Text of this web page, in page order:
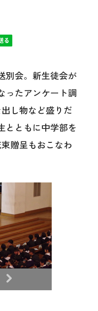
別会。新生徒会が
ったアンケート調
し物など盛りだ
とともに中学部を
贈呈もおこなわ